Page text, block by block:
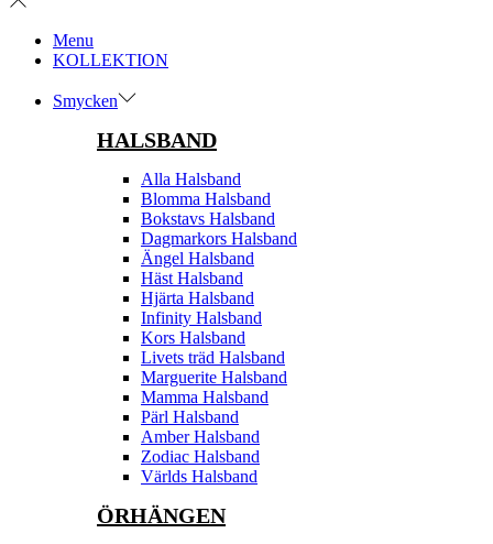
Menu
KOLLEKTION
Smycken
HALSBAND
Alla Halsband
Blomma Halsband
Bokstavs Halsband
Dagmarkors Halsband
Ängel Halsband
Häst Halsband
Hjärta Halsband
Infinity Halsband
Kors Halsband
Livets träd Halsband
Marguerite Halsband
Mamma Halsband
Pärl Halsband
Amber Halsband
Zodiac Halsband
Världs Halsband
ÖRHÄNGEN